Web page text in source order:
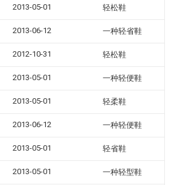
2013-05-01 轻松鞋
2013-06-12 一种轻省鞋
2012-10-31 轻松鞋
2013-05-01 一种轻便鞋
2013-05-01 轻柔鞋
2013-06-12 一种轻便鞋
2013-05-01 轻省鞋
2013-05-01 一种轻型鞋